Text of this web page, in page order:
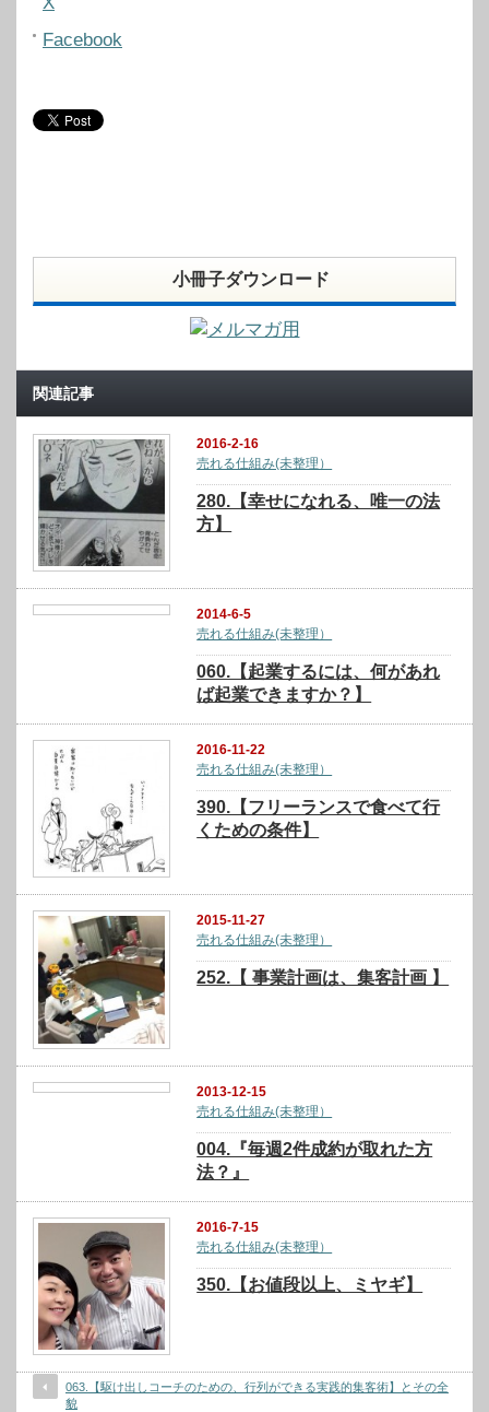
Facebook
小冊子ダウンロード
関連記事
2016-2-16
売れる仕組み(未整理）
280.【幸せになれる、唯一の法
方】
2014-6-5
売れる仕組み(未整理）
060.【起業するには、何があれ
ば起業できますか？】
2016-11-22
売れる仕組み(未整理）
390.【フリーランスで食べて行
くための条件】
2015-11-27
売れる仕組み(未整理）
252.【 事業計画は、集客計画 】
2013-12-15
売れる仕組み(未整理）
004.『毎週2件成約が取れた方
法？』
2016-7-15
売れる仕組み(未整理）
350.【お値段以上、ミヤギ】
063.【駆け出しコーチのための、行列ができる実践的集客術】とその全
貌